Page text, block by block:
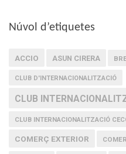
Núvol d’etiquetes
ACCIO ASUN CIRERA
CLUB D'INTERNACIONALITZACIÓ
CLUB
CLUB INTERNACIONALITZACIÓ
COMERÇ EXTERIOR